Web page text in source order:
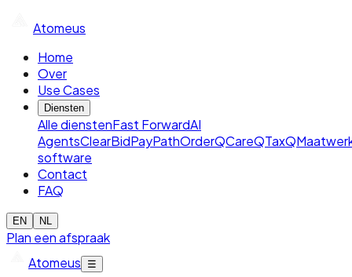
Atomeus
Home
Over
Use Cases
Diensten
Alle dienstenFast ForwardAI
AgentsClearBidPayPathOrderQCareQTaxQ
software
Contact
FAQ
EN NL
Plan een afspraak
Atomeus
☰